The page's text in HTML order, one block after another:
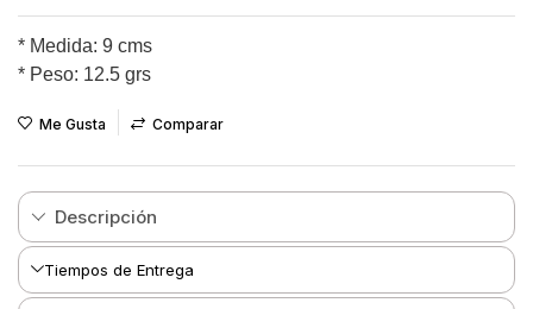
* Medida: 9 cms
* Peso: 12.5 grs
Me Gusta Comparar
Descripción
Tiempos de Entrega